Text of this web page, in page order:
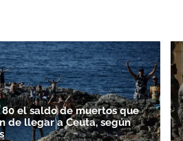
el saldo de muertos que
de llegar a Ceuta, según